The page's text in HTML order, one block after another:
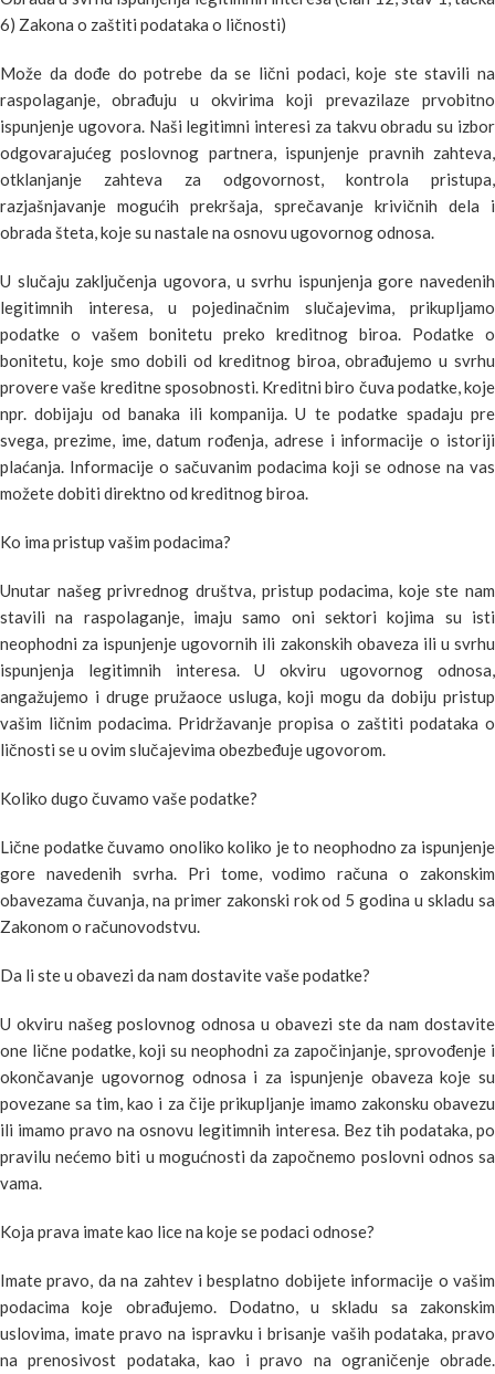
6) Zakona o zaštiti podataka o ličnosti)
Može da dođe do potrebe da se lični podaci, koje ste stavili na
raspolaganje, obrađuju u okvirima koji prevazilaze prvobitno
ispunjenje ugovora. Naši legitimni interesi za takvu obradu su izbor
odgovarajućeg poslovnog partnera, ispunjenje pravnih zahteva,
otklanjanje zahteva za odgovornost, kontrola pristupa,
razjašnjavanje mogućih prekršaja, sprečavanje krivičnih dela i
obrada šteta, koje su nastale na osnovu ugovornog odnosa.
U slučaju zaključenja ugovora, u svrhu ispunjenja gore navedenih
legitimnih interesa, u pojedinačnim slučajevima, prikupljamo
podatke o vašem bonitetu preko kreditnog biroa. Podatke o
bonitetu, koje smo dobili od kreditnog biroa, obrađujemo u svrhu
provere vaše kreditne sposobnosti. Kreditni biro čuva podatke, koje
npr. dobijaju od banaka ili kompanija. U te podatke spadaju pre
svega, prezime, ime, datum rođenja, adrese i informacije o istoriji
plaćanja. Informacije o sačuvanim podacima koji se odnose na vas
možete dobiti direktno od kreditnog biroa.
Ko ima pristup vašim podacima?
Unutar našeg privrednog društva, pristup podacima, koje ste nam
stavili na raspolaganje, imaju samo oni sektori kojima su isti
neophodni za ispunjenje ugovornih ili zakonskih obaveza ili u svrhu
ispunjenja legitimnih interesa. U okviru ugovornog odnosa,
angažujemo i druge pružaoce usluga, koji mogu da dobiju pristup
vašim ličnim podacima. Pridržavanje propisa o zaštiti podataka o
ličnosti se u ovim slučajevima obezbeđuje ugovorom.
Koliko dugo čuvamo vaše podatke?
Lične podatke čuvamo onoliko koliko je to neophodno za ispunjenje
gore navedenih svrha. Pri tome, vodimo računa o zakonskim
obavezama čuvanja, na primer zakonski rok od 5 godina u skladu sa
Zakonom o računovodstvu.
Da li ste u obavezi da nam dostavite vaše podatke?
U okviru našeg poslovnog odnosa u obavezi ste da nam dostavite
one lične podatke, koji su neophodni za započinjanje, sprovođenje i
okončavanje ugovornog odnosa i za ispunjenje obaveza koje su
povezane sa tim, kao i za čije prikupljanje imamo zakonsku obavezu
ili imamo pravo na osnovu legitimnih interesa. Bez tih podataka, po
pravilu nećemo biti u mogućnosti da započnemo poslovni odnos sa
vama.
Koja prava imate kao lice na koje se podaci odnose?
Imate pravo, da na zahtev i besplatno dobijete informacije o vašim
podacima koje obrađujemo. Dodatno, u skladu sa zakonskim
uslovima, imate pravo na ispravku i brisanje vaših podataka, pravo
na prenosivost podataka, kao i pravo na ograničenje obrade.